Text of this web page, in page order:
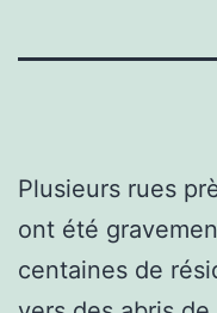
Plusieurs rues
ont été
centaines de